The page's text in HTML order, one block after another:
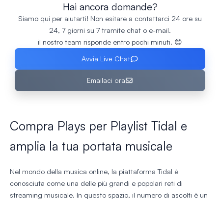
Hai ancora domande?
Siamo qui per aiutarti! Non esitare a contattarci 24 ore su
24, 7 giorni su 7 tramite chat o e-mail.
il nostro team risponde entro pochi minuti. 😊
Avvia Live Chat
Emailaci ora
Compra Plays per Playlist Tidal e
amplia la tua portata musicale
Nel mondo della musica online, la piattaforma Tidal è
conosciuta come una delle più grandi e popolari reti di
streaming musicale. In questo spazio, il numero di ascolti è un